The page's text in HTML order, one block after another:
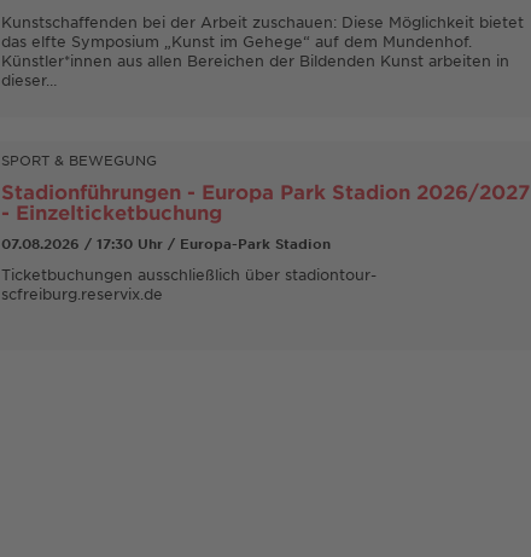
Kunstschaffenden bei der Arbeit zuschauen: Diese Möglichkeit bietet
das elfte Symposium „Kunst im Gehege“ auf dem Mundenhof.
Künstler*innen aus allen Bereichen der Bildenden Kunst arbeiten in
dieser…
SPORT & BEWEGUNG
Stadionführungen - Europa Park Stadion 2026/2027
- Einzelticketbuchung
07.08.2026 / 17:30 Uhr / Europa-Park Stadion
Ticketbuchungen ausschließlich über stadiontour-
scfreiburg.reservix.de